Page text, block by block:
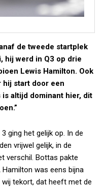
de tweede startplek
hij werd in Q3 op drie
Lewis Hamilton. Ook
hij start door een
altijd dominant hier, dit
ging het gelijk op. In de
vrijwel gelijk, in de
verschil. Bottas pakte
was eens bijna
wij tekort, dat heeft met de